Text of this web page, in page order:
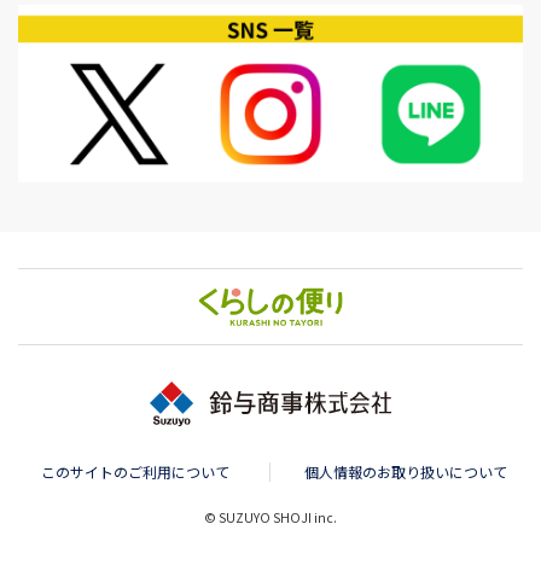
このサイトのご利用について 個人情報のお取り扱いについて
© SUZUYO SHOJI inc.